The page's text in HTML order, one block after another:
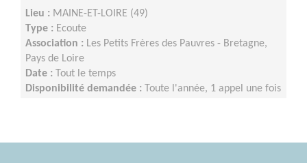
Lieu : MAINE-ET-LOIRE (49)
Type : Ecoute
Association : Les Petits Frères des Pauvres - Bretagne,
Pays de Loire
Date : Tout le temps
Disponibilité demandée : Toute l'année, 1 appel une fois